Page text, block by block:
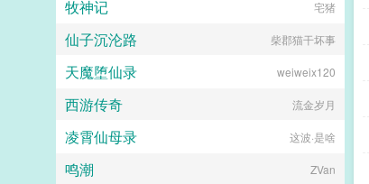
步高升，满脑子都是强大自己，找到
那个和他相约前世今生的小女人。都
说千里姻缘一线牵，前世今生皆是
缘，冥冥之中皆天意，真可谓是踏破
铁鞋无觅处，得来全不费工夫，妙
哉！再次相遇，意外得知陈年秘事，
面对人心险恶血海深仇，那就搅他个
天翻地覆。看云依如何护佑幼弟看两
夫妻如何再续前缘，披荆斩棘，携手
共创盛世辉煌。穿越逍遥嫡女男女主
牧神记 宅猪
仙子沉沦路 柴郡猫干坏事
天魔堕仙录 weiweix120
西游传奇 流金岁月
凌霄仙母录 这波·是啥
鸣潮 ZVan